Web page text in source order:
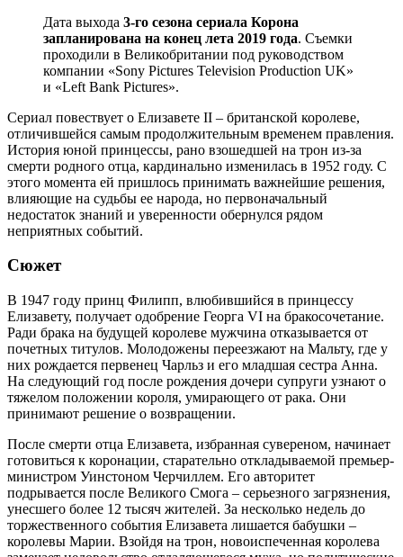
Дата выхода 3-го сезона сериала Корона
запланирована на конец лета 2019 года. Съемки
проходили в Великобритании под руководством
компании «Sony Pictures Television Production UK»
и «Left Bank Pictures».
Сериал повествует о Елизавете II – британской королеве,
отличившейся самым продолжительным временем правления.
История юной принцессы, рано взошедшей на трон из-за
смерти родного отца, кардинально изменилась в 1952 году. С
этого момента ей пришлось принимать важнейшие решения,
влияющие на судьбы ее народа, но первоначальный
недостаток знаний и уверенности обернулся рядом
неприятных событий.
Сюжет
В 1947 году принц Филипп, влюбившийся в принцессу
Елизавету, получает одобрение Георга VI на бракосочетание.
Ради брака на будущей королеве мужчина отказывается от
почетных титулов. Молодожены переезжают на Мальту, где у
них рождается первенец Чарльз и его младшая сестра Анна.
На следующий год после рождения дочери супруги узнают о
тяжелом положении короля, умирающего от рака. Они
принимают решение о возвращении.
После смерти отца Елизавета, избранная сувереном, начинает
готовиться к коронации, старательно откладываемой премьер-
министром Уинстоном Черчиллем. Его авторитет
подрывается после Великого Смога – серьезного загрязнения,
унесшего более 12 тысяч жителей. За несколько недель до
торжественного события Елизавета лишается бабушки –
королевы Марии. Взойдя на трон, новоиспеченная королева